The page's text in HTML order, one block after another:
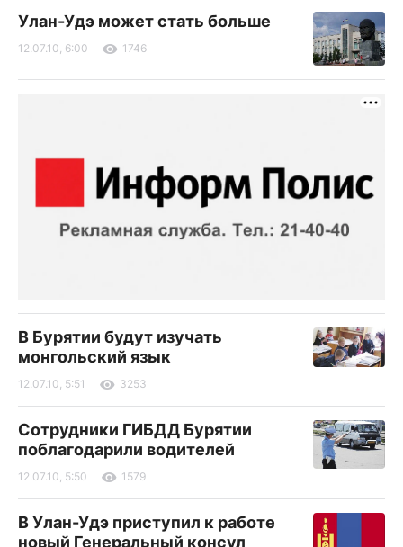
Улан-Удэ может стать больше
12.07.10, 6:00 1746
В Бурятии будут изучать
монгольский язык
12.07.10, 5:51 3253
Сотрудники ГИБДД Бурятии
поблагодарили водителей
12.07.10, 5:50 1579
В Улан-Удэ приступил к работе
новый Генеральный консул